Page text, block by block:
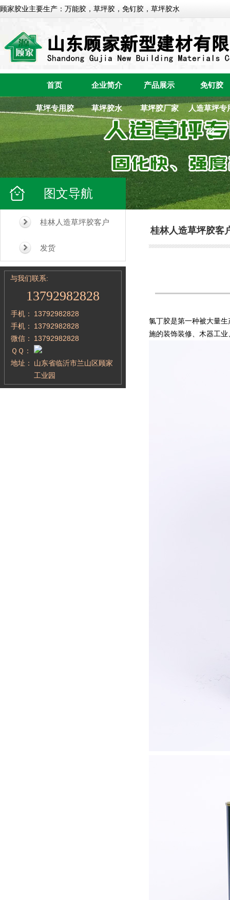
顾家胶业主要生产：万能胶，草坪胶，免钉胶，草坪胶水
首页 企业简介 产品展示 免钉胶
草坪专用胶 草坪胶水 草坪胶厂家 人造草坪专
胶
图文导航
桂林人造草坪胶客户
发货
与我们联系:
13792982828
手机：
13792982828
手机：
13792982828
微信：
13792982828
ＱＱ：
地址：
山东省临沂市兰山区顾家
工业园
桂林人造草坪胶客
氯丁胶是第一种被大量
施的装饰装修、木器工